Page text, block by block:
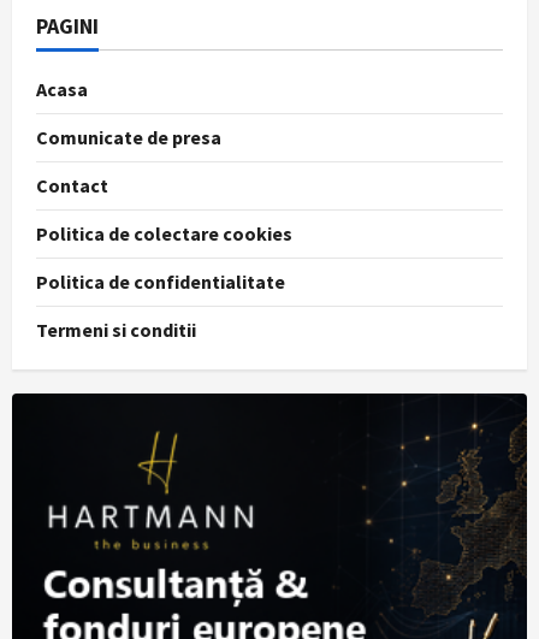
PAGINI
Acasa
Comunicate de presa
Contact
Politica de colectare cookies
Politica de confidentialitate
Termeni si conditii